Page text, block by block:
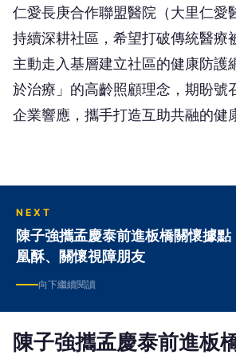
仁愛長庚合作聯盟醫院（大里仁愛
持續深耕社區，希望打破傳統醫療
主動走入基層建立社區的健康防護
於治療」的高齡照顧理念，期盼號
企業響應，攜手打造互助共融的健
NEXT
陳子強攜孟慶泰前進板橋關懷據
凰酥、關懷視障朋友
向下繼續閱讀
陳子強攜孟慶泰前進板